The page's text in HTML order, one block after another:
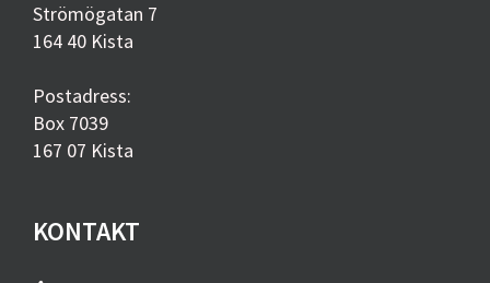
Strömögatan 7
164 40 Kista
Postadress:
Box 7039
167 07 Kista
KONTAKT